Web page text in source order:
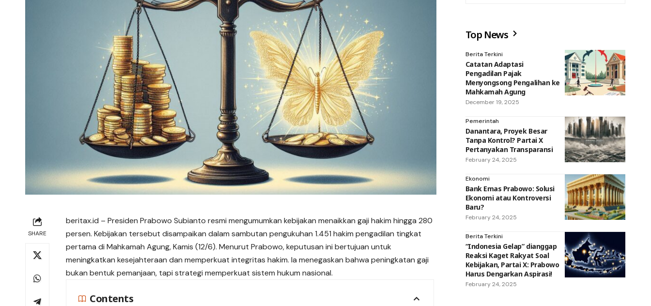
SHARE
beritax.id – Presiden Prabowo Subianto resmi mengumumkan kebijakan menaikkan gaji hakim hingga 280
persen. Kebijakan tersebut disampaikan dalam sambutan pengukuhan 1.451 hakim pengadilan tingkat
pertama di Mahkamah Agung, Kamis (12/6). Menurut Prabowo, keputusan ini bertujuan untuk
meningkatkan kesejahteraan dan memperkuat integritas hakim. Ia menegaskan bahwa peningkatan gaji
bukan bentuk pemanjaan, tapi strategi memperkuat sistem hukum nasional.
Contents
Top News
Berita Terkini
Catatan Adaptasi
Pengadilan Pajak
Menyongsong Pengalihan ke
Mahkamah Agung
December 19, 2025
Pemerintah
Danantara, Proyek Besar
Tanpa Kontrol? Partai X
Pertanyakan Transparansi
February 24, 2025
Ekonomi
Bank Emas Prabowo: Solusi
Ekonomi atau Kontroversi
Baru?
February 24, 2025
Berita Terkini
“Indonesia Gelap” dianggap
Reaksi Kaget Rakyat Soal
Kebijakan, Partai X: Prabowo
Harus Dengarkan Aspirasi!
February 24, 2025